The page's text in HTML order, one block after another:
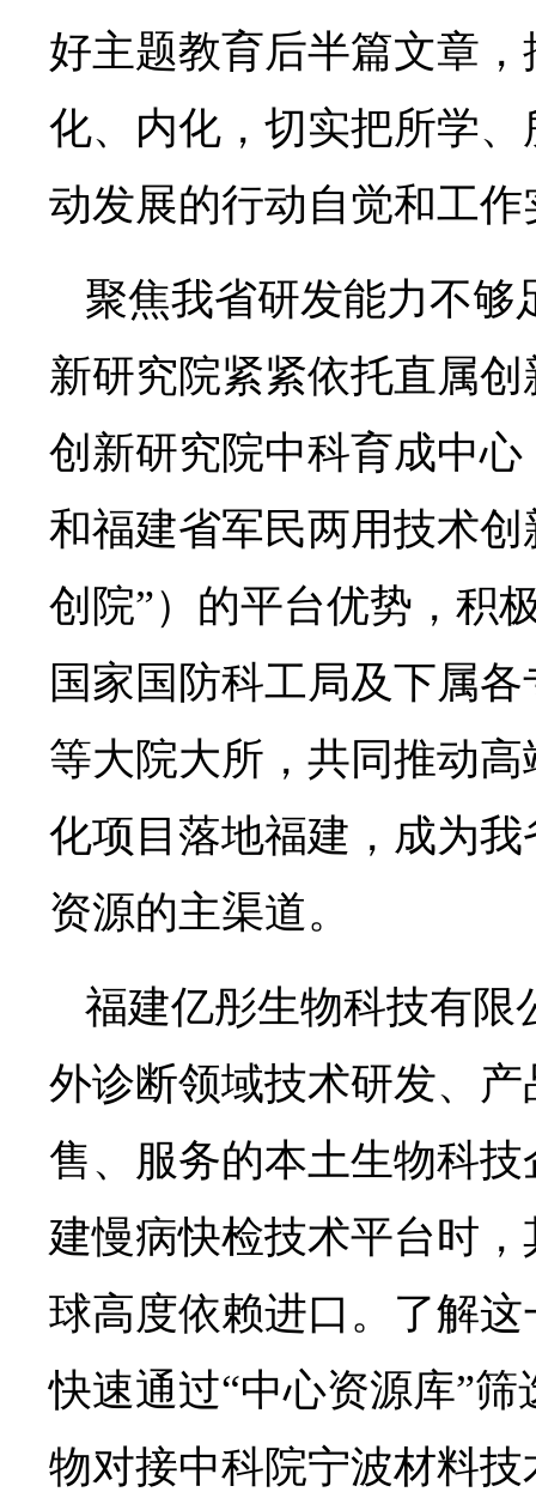
好主题教育后半篇文章
化、内化，切实把所学
动发展的行动自觉和工作
聚焦我省研发能力不够
新研究院紧紧依托直属
创新研究院中科育成中心
和福建省军民两用技术
创院”）的平台优势，积
国家国防科工局及下属
等大院大所，共同推动
化项目落地福建，成为
资源的主渠道。
福建亿彤生物科技有限
外诊断领域技术研发、
售、服务的本土生物科
建慢病快检技术平台时
球高度依赖进口。了解
快速通过“中心资源库”
物对接中科院宁波材料